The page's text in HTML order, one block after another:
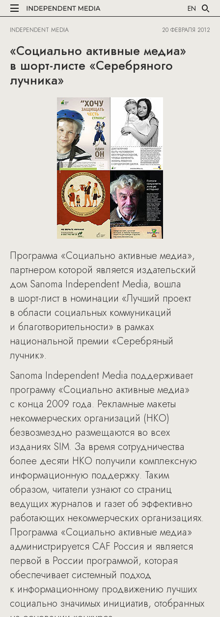
EN
INDEPENDENT MEDIA 20 ФЕВРАЛЯ 2012
«Социально активные медиа»
в шорт-листе «Серебряного
лучника»
Программа «Социально активные медиа»,
партнером которой является издательский
дом Sanoma Independent Media, вошла
в шорт-лист в номинации «Лучший проект
в области социальных коммуникаций
и благотворительности» в рамках
национальной премии «Серебряный
лучник».
Sanoma Independent Media поддерживает
программу «Социально активные медиа»
с конца 2009 года. Рекламные макеты
некоммерческих организаций (НКО)
безвозмездно размещаются во всех
изданиях SIM. За время сотрудничества
более десяти НКО получили комплексную
информационную поддержку. Таким
образом, читатели узнают со страниц
ведущих журналов и газет об эффективно
работающих некоммерческих организациях.
Программа «Социально активные медиа»
администрируется CAF Россия и является
первой в России программой, которая
обеспечивает системный подход
к информационному продвижению лучших
социально значимых инициатив, отобранных